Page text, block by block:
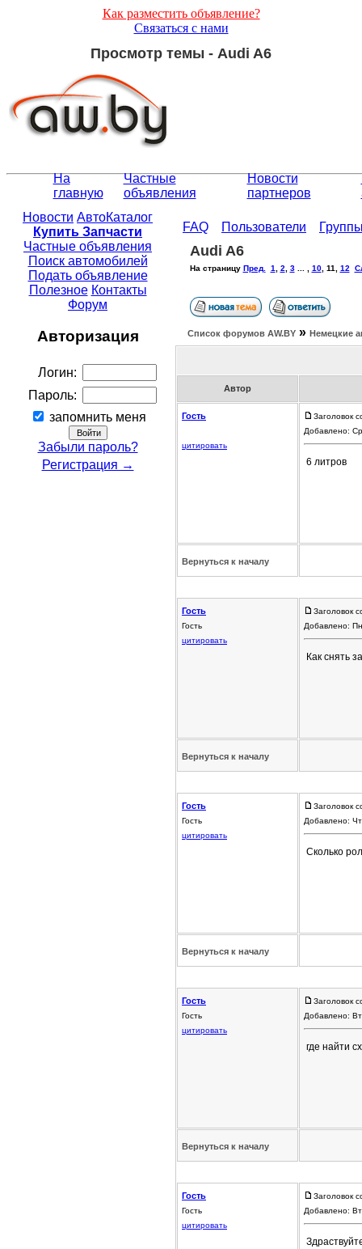
Как разместить объявление?
Связаться с нами
Просмотр темы - Audi A6
На
главную
Частные
объявления
Новости
партнеров
Новости АвтоКаталог
Купить Запчасти
Частные объявления
Поиск автомобилей
Подать объявление
Полезное Контакты
Форум
Авторизация
Логин:
Пароль:
запомнить меня
Забыли пароль?
Регистрация →
FAQ Пользователи
Audi A6
На страницу Пред. 1 2 3... , 10, 11 12
Список форумов АW.BY » Немецкие
Автор
Гость
цитировать
Заголовок
Добавлено:
6 литров
Вернуться к началу
Гость
Гость
цитировать
Заголовок
Добавлено:
Как снять
Вернуться к началу
Гость
Гость
цитировать
Заголовок
Добавлено:
Сколько
Вернуться к началу
Гость
Гость
цитировать
Заголовок
Добавлено:
где найти
Вернуться к началу
Гость
Гость
цитировать
Заголовок
Добавлено: